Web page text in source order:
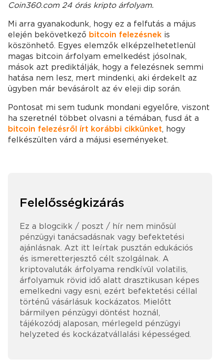
Coin360.com 24 órás kripto árfolyam.
Mi arra gyanakodunk, hogy ez a felfutás a május
elején bekövetkező bitcoin felezésnek is
köszönhető. Egyes elemzők elképzelhetetlenül
magas bitcoin árfolyam emelkedést jósolnak,
mások azt prediktálják, hogy a felezésnek semmi
hatása nem lesz, mert mindenki, aki érdekelt az
ügyben már bevásárolt az év eleji dip során.
Pontosat mi sem tudunk mondani egyelőre, viszont
ha szeretnél többet olvasni a témában, fusd át a
bitcoin felezésről írt korábbi cikkünket, hogy
felkészülten várd a májusi eseményeket.
Felelősségkizárás
Ez a blogcikk / poszt / hír nem minősül
pénzügyi tanácsadásnak vagy befektetési
ajánlásnak. Azt itt leírtak pusztán edukációs
és ismeretterjesztő célt szolgálnak. A
kriptovaluták árfolyama rendkívül volatilis,
árfolyamuk rövid idő alatt drasztikusan képes
emelkedni vagy esni, ezért befektetési céllal
történű vásárlásuk kockázatos. Mielőtt
bármilyen pénzügyi döntést hoznál,
tájékozódj alaposan, mérlegeld pénzügyi
helyzeted és kockázatvállalási képességed.